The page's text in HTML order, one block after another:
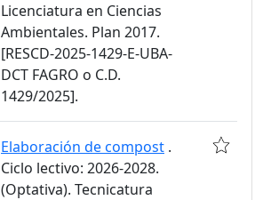
Licenciatura en Ciencias
Ambientales. Plan 2017.
[RESCD-2025-1429-E-UBA-
DCT FAGRO o C.D.
1429/2025].
Elaboración de compost .
Ciclo lectivo: 2026-2028.
(Optativa). Tecnicatura